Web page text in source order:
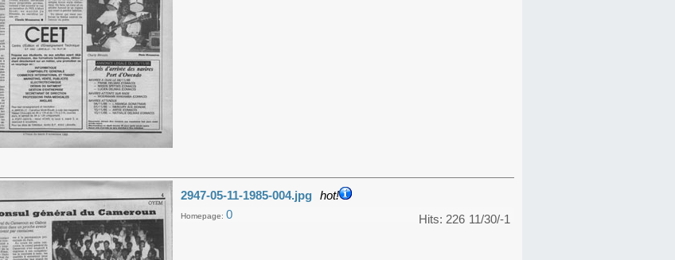
2947-05-11-1985-004.jpg hot!
11/30/-1
Hits: 226
Homepage: 0